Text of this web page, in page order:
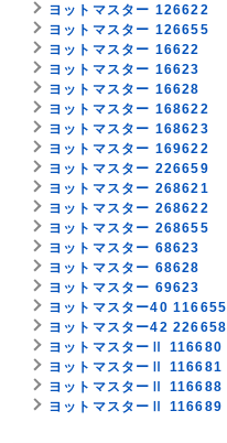
ヨットマスター 126622
ヨットマスター 126655
ヨットマスター 16622
ヨットマスター 16623
ヨットマスター 16628
ヨットマスター 168622
ヨットマスター 168623
ヨットマスター 169622
ヨットマスター 226659
ヨットマスター 268621
ヨットマスター 268622
ヨットマスター 268655
ヨットマスター 68623
ヨットマスター 68628
ヨットマスター 69623
ヨットマスター40 116655
ヨットマスター42 226658
ヨットマスターⅡ 116680
ヨットマスターⅡ 116681
ヨットマスターⅡ 116688
ヨットマスターⅡ 116689